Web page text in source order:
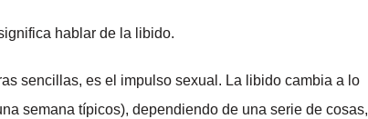
hablar de la libido.
sencillas, es el impulso sexual. La libido cambia a lo
semana típicos), dependiendo de una serie de cosas,